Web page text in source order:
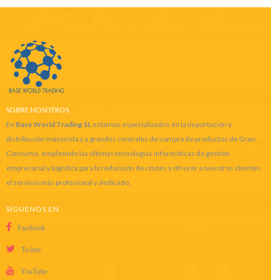
SOBRE NOSOTROS
En Base World Trading SL estamos especializados en la importación y
distribución mayorista y a grandes centrales de compra de productos de Gran
Consumo, empleando las últimas tecnologías informáticas de gestión
empresarial y logística para la reducción de costes y ofrecer a nuestros clientes
el servicio más profesional y dedicado.
SÍGUENOS EN
Facebook
Twitter
YouTube